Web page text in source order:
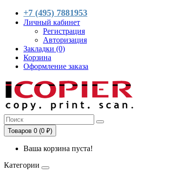
+7 (495) 7881953
Личный кабинет
Регистрация
Авторизация
Закладки (0)
Корзина
Оформление заказа
Товаров 0 (0 ₽)
Ваша корзина пуста!
Категории